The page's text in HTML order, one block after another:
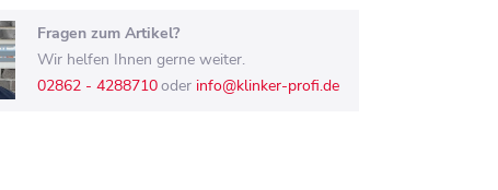
Fragen zum Artikel?
Wir helfen Ihnen gerne weiter.
02862 - 4288710oder info@klinker-profi.de